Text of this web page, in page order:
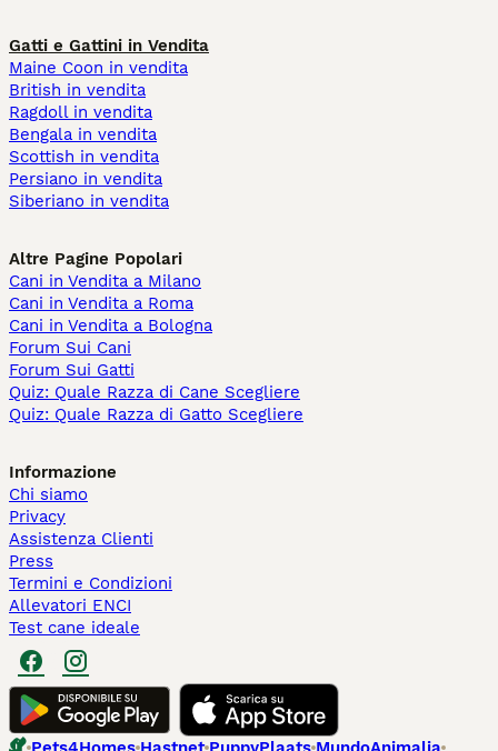
Gatti e Gattini in Vendita
Maine Coon in vendita
British in vendita
Ragdoll in vendita
Bengala in vendita
Scottish in vendita
Persiano in vendita
Siberiano in vendita
Altre Pagine Popolari
Cani in Vendita a Milano
Cani in Vendita a Roma
Cani in Vendita a Bologna
Forum Sui Cani
Forum Sui Gatti
Quiz: Quale Razza di Cane Scegliere
Quiz: Quale Razza di Gatto Scegliere
Informazione
Chi siamo
Privacy
Assistenza Clienti
Press
Termini e Condizioni
Allevatori ENCI
Test cane ideale